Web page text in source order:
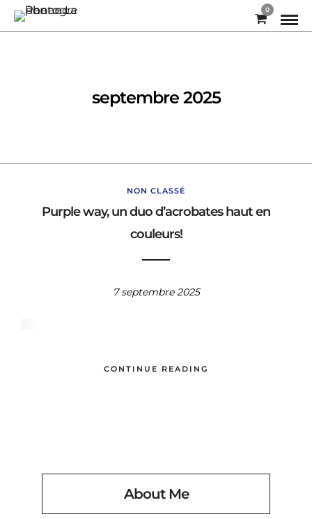
0
septembre 2025
NON CLASSÉ
Purple way, un duo d’acrobates haut en
couleurs!
7 septembre 2025
CONTINUE READING
About Me